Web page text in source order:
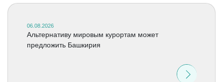
06.08.2026
Альтернативу мировым курортам может
предложить Башкирия